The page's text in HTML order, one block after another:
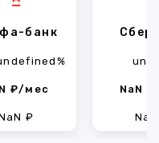
банк
₽/мес
₽
NaN